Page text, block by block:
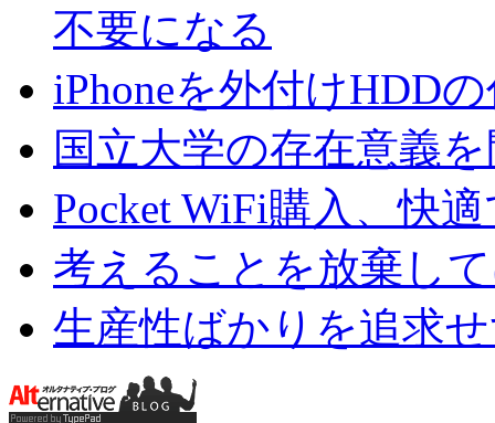
不要になる
iPhoneを外付けHDD
国立大学の存在意義
Pocket WiFi購入、快
考えることを放棄し
生産性ばかりを追求